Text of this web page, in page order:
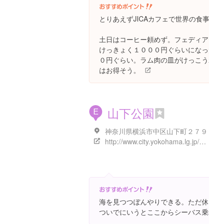
とりあえずJICAカフェで世界の食
土日はコーヒー頼めず。フェディ
けっきょく１０００円ぐらいにな
０円ぐらい。ラム肉の皿がけっこ
はお得そう。
E 山下公園
神奈川県横浜市中区山下町２７９
http://www.city.yokohama.lg.jp/kankyo/park/yokohama/kouen008.html
海を見つつぼんやりできる。ただ
ついでにいうとここからシーバス乗